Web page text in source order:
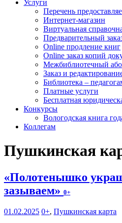
Услуги
Перечень
Интернет-магазин
Виртуальная
Предварительный
Online продление книг
Online заказ копий
Межбиблиотечный
Заказ и
Библиотека –
Платные услуги
Бесплатная
Конкурсы
Вологодская книга
Коллегам
Пушкинская
«Полотенышко
зазываем» 0+
01.02.2025 0+, Пушкинская карта